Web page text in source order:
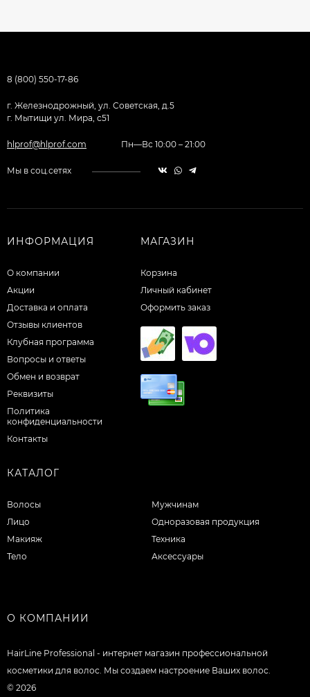
8 (800) 550-17-86
г. Железнодрожный, ул. Советская, д.5
г. Мытищи ул. Мира, с51
hlprof@hlprof.com Пн—Вс 10:00 – 21:00
Мы в соц.сетях
ИНФОРМАЦИЯ
О компании
Акции
Доставка и оплата
Отзывы клиентов
Клубная программа
Вопросы и ответы
Обмен и возврат
Реквизиты
Политика
конфиденциальности
Контакты
МАГАЗИН
Корзина
Личный кабинет
Оформить заказ
КАТАЛОГ
Волосы
Лицо
Макияж
Тело
Мужчинам
Одноразовая продукция
Техника
Аксессуары
О КОМПАНИИ
HairLine Professional - интернет магазин профессиональной
косметики для волос. Мы создаем настроение Ваших волос.
© 2026